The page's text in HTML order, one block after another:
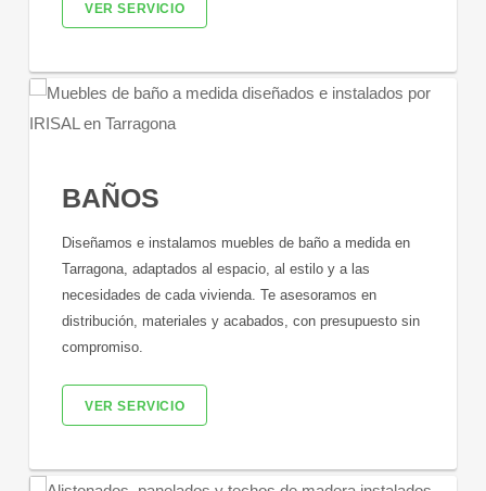
VER SERVICIO
BAÑOS
Diseñamos e instalamos muebles de baño a medida en
Tarragona, adaptados al espacio, al estilo y a las
necesidades de cada vivienda. Te asesoramos en
distribución, materiales y acabados, con presupuesto sin
compromiso.
VER SERVICIO